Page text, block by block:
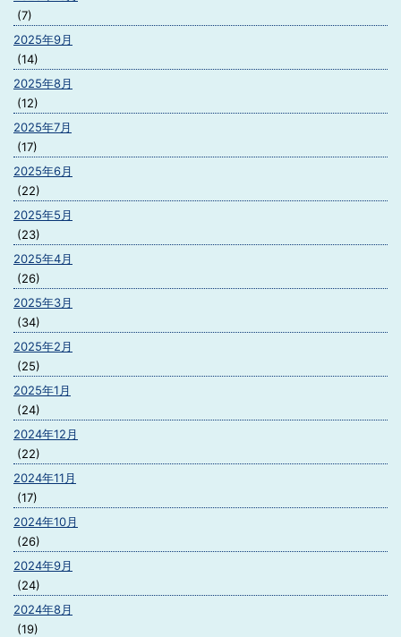
(7)
2025年9月
(14)
2025年8月
(12)
2025年7月
(17)
2025年6月
(22)
2025年5月
(23)
2025年4月
(26)
2025年3月
(34)
2025年2月
(25)
2025年1月
(24)
2024年12月
(22)
2024年11月
(17)
2024年10月
(26)
2024年9月
(24)
2024年8月
(19)